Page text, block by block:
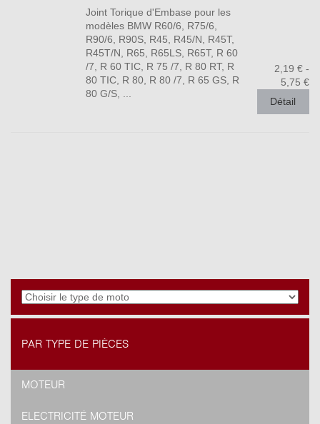
Joint Torique d'Embase pour les
modèles BMW R60/6, R75/6,
R90/6, R90S, R45, R45/N, R45T,
R45T/N, R65, R65LS, R65T, R 60
/7, R 60 TIC, R 75 /7, R 80 RT, R
80 TIC, R 80, R 80 /7, R 65 GS, R
80 G/S, ...
2,19 € -
5,75 €
Détail
PAR TYPE DE PIÈCES
MOTEUR
ELECTRICITÉ MOTEUR